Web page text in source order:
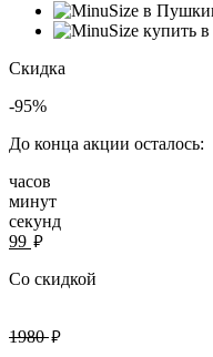
Скидка
-95%
До конца акции осталось:
часов
минут
секунд
99 руб.
Со скидкой
1980руб.